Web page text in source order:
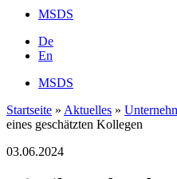
MSDS
De
En
MSDS
Startseite » Aktuelles »
eines geschätzten Kollegen
03.06.2024